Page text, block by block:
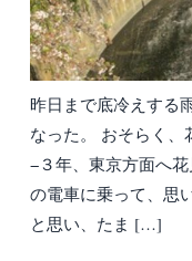
昨日まで底冷えする
なった。 おそらく、
−３年、東京方面へ
の電車に乗って、思
と思い、たま […]